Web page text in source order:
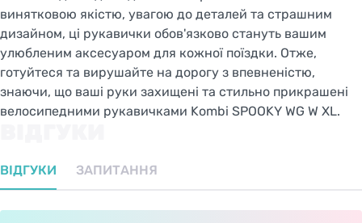
винятковою якістю, увагою до деталей та страшним
дизайном, ці рукавички обов'язково стануть вашим
улюбленим аксесуаром для кожної поїздки. Отже,
готуйтеся та вирушайте на дорогу з впевненістю,
знаючи, що ваші руки захищені та стильно прикрашені
велосипедними рукавичками Kombi SPOOKY WG W XL.
ВІДГУКИ ЗАПИТАННЯ